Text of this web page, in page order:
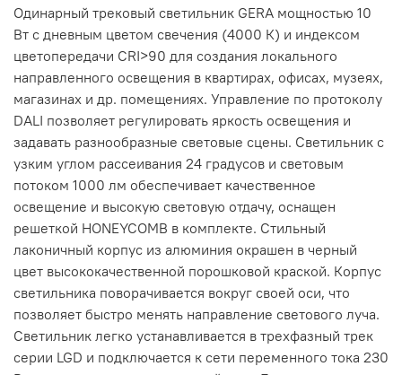
Одинарный трековый светильник GERA мощностью 10
Вт с дневным цветом свечения (4000 К) и индексом
цветопередачи CRI>90 для создания локального
направленного освещения в квартирах, офисах, музеях,
магазинах и др. помещениях. Управление по протоколу
DALI позволяет регулировать яркость освещения и
задавать разнообразные световые сцены. Светильник с
узким углом рассеивания 24 градусов и световым
потоком 1000 лм обеспечивает качественное
освещение и высокую световую отдачу, оснащен
решеткой HONEYCOMB в комплекте. Стильный
лаконичный корпус из алюминия окрашен в черный
цвет высококачественной порошковой краской. Корпус
светильника поворачивается вокруг своей оси, что
позволяет быстро менять направление светового луча.
Светильник легко устанавливается в трехфазный трек
серии LGD и подключается к сети переменного тока 230